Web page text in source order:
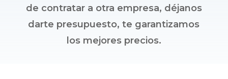
de contratar a otra empresa, déjanos
darte presupuesto, te garantizamos
los mejores precios.